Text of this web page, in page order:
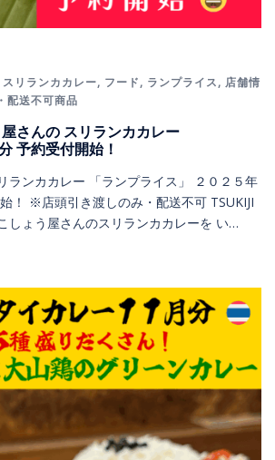
スリランカカレー, フード, ランプライス, 店舗情
配送不可商品
さんの スリランカカレー
予約受付開始！
ランカカレー 「ランプライス」 ２０２５年
！ ※店頭引き渡しのみ・配送不可 TSUKIJI
しょう屋さんのスリランカカレーを い…